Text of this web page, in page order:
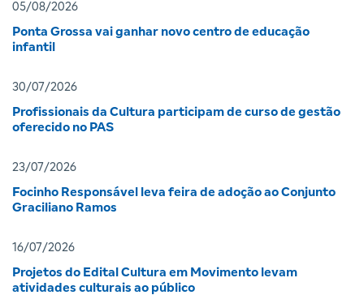
05/08/2026
Ponta Grossa vai ganhar novo centro de educação
infantil
30/07/2026
Profissionais da Cultura participam de curso de gestão
oferecido no PAS
23/07/2026
Focinho Responsável leva feira de adoção ao Conjunto
Graciliano Ramos
16/07/2026
Projetos do Edital Cultura em Movimento levam
atividades culturais ao público